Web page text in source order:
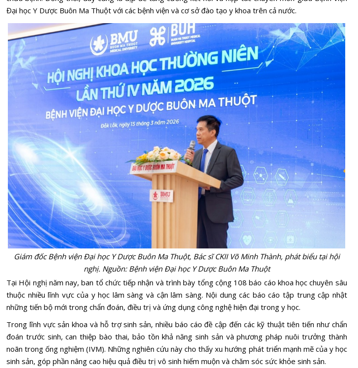
Đại học Y Dược Buôn Ma Thuột với các bệnh viện và cơ sở đào tạo y khoa trên cả nước.
Giám đốc Bệnh viện Đại học Y Dược Buôn Ma Thuột, Bác sĩ CKII Võ Minh Thành, phát biểu tại hội
nghị. Nguồn: Bệnh viện Đại học Y Dược Buôn Ma Thuột
Tại Hội nghị năm nay, ban tổ chức tiếp nhận và trình bày tổng cộng 108 báo cáo khoa học chuyên sâu
thuộc nhiều lĩnh vực của y học lâm sàng và cận lâm sàng. Nội dung các báo cáo tập trung cập nhật
những tiến bộ mới trong chẩn đoán, điều trị và ứng dụng công nghệ hiện đại trong y học.
Trong lĩnh vực sản khoa và hỗ trợ sinh sản, nhiều báo cáo đề cập đến các kỹ thuật tiên tiến như chẩn
đoán trước sinh, can thiệp bào thai, bảo tồn khả năng sinh sản và phương pháp nuôi trưởng thành
noãn trong ống nghiệm (IVM). Những nghiên cứu này cho thấy xu hướng phát triển mạnh mẽ của y học
sinh sản, góp phần nâng cao hiệu quả điều trị vô sinh hiếm muộn và chăm sóc sức khỏe sinh sản.